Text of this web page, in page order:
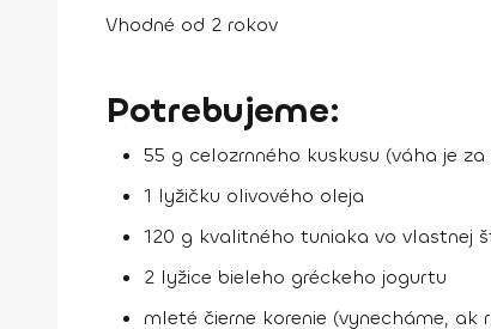
Vhodné od 2 rokov
Potrebujeme:
55 g celozrnného kuskusu (váha je za
1 lyžičku olivového oleja
120 g kvalitného tuniaka vo vlastnej
2 lyžice bieleho gréckeho jogurtu
mleté čierne korenie (vynecháme, ak